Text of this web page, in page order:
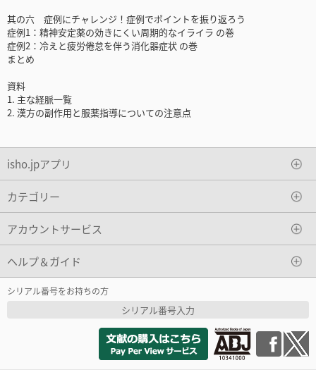
其の六 症例にチャレンジ！症例でポイントを振り返ろう
症例1：精神安定薬の効きにくい周期的なイライラ の巻
症例2：冷えと疲労倦怠を伴う消化器症状 の巻
まとめ
資料
1. 主な経脈一覧
2. 漢方の副作用と服薬指導についての注意点
isho.jpアプリ
カテゴリー
アカウントサービス
ヘルプ＆ガイド
シリアル番号をお持ちの方
シリアル番号入力